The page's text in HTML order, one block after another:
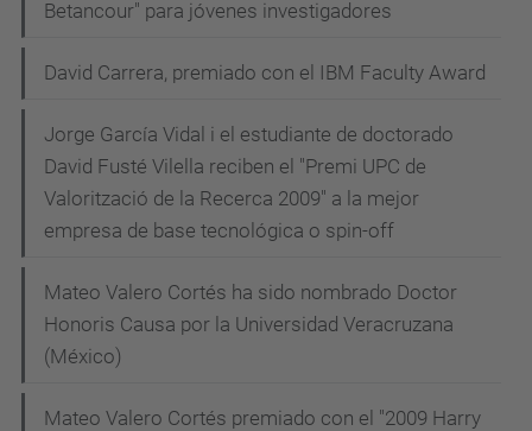
Betancour" para jóvenes investigadores
David Carrera, premiado con el IBM Faculty Award
Jorge García Vidal i el estudiante de doctorado
David Fusté Vilella reciben el "Premi UPC de
Valorització de la Recerca 2009" a la mejor
empresa de base tecnológica o spin-off
Mateo Valero Cortés ha sido nombrado Doctor
Honoris Causa por la Universidad Veracruzana
(México)
Mateo Valero Cortés premiado con el "2009 Harry